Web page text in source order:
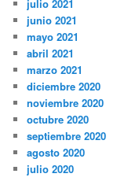
julio 2021
junio 2021
mayo 2021
abril 2021
marzo 2021
diciembre 2020
noviembre 2020
octubre 2020
septiembre 2020
agosto 2020
julio 2020